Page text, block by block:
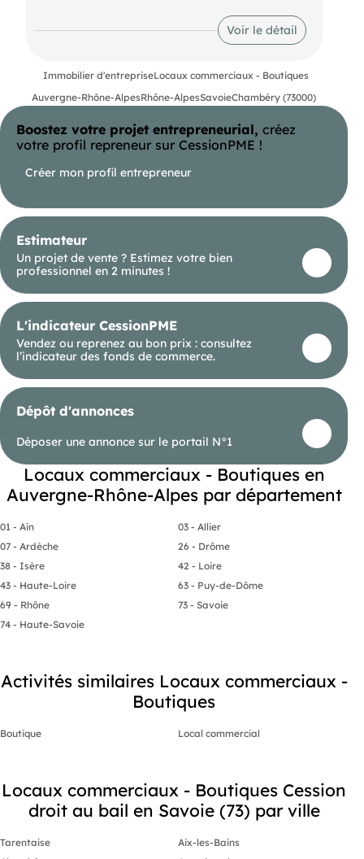
- Annonce rédigée et publiée par un Agent
Voir le détail
Immobilier d'entrepriseLocaux commerciaux - Boutiques
Auvergne-Rhône-AlpesRhône-AlpesSavoieChambéry (73000)
Boostez votre projet entrepreneurial, créez
votre profil repreneur sur CessionPME !
Créer mon profil entrepreneur
Estimateur
Un projet de vente ? Estimez votre bien
professionnel en 2 minutes !
L'indicateur CessionPME
Vendez ou reprenez au bon prix : consultez
l’indicateur des fonds de commerce.
Dépôt d'annonces
Déposer une annonce sur le portail N°1
Locaux commerciaux - Boutiques en
Auvergne-Rhône-Alpes par département
01 - Ain
03 - Allier
07 - Ardèche
26 - Drôme
38 - Isère
42 - Loire
43 - Haute-Loire
63 - Puy-de-Dôme
69 - Rhône
73 - Savoie
74 - Haute-Savoie
Activités similaires Locaux commerciaux -
Boutiques
Boutique Local commercial
Locaux commerciaux - Boutiques Cession
droit au bail en Savoie (73) par ville
Tarentaise
Aix-les-Bains